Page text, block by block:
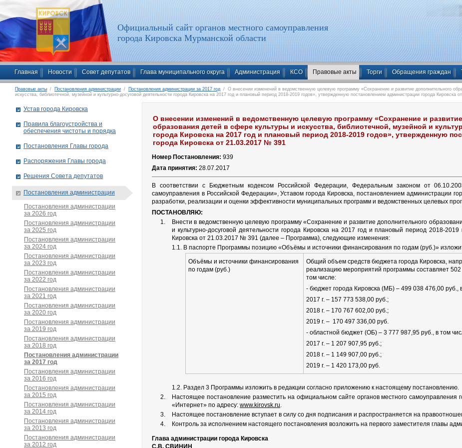
Официальный сайт органов местного самоуправления
города Кировска Мурманской области
Главная Новости Совет депутатов Глава муниципального округа Администрация КСО Правовые акты Торги Обращения граждан
Правовые акты / Постановления администрации / Постановления администрации за 2017 год / О внесении изменений в ведомственную целевую программу «Сохранение и развитие дополнительного
искусства, библиотечной, музейной и культурно-досуговой деятельности города Кировска на 2017 год и плановый период 2018-2019 годов», утвержденную постановлением администрации города Кировска
О внесении изменений в ведомственную целевую программу «Сохранение и
образования детей в сфере культуры и искусства, библиотечной, музейной и
города Кировска на 2017 год и плановый период 2018-2019 годов», утвержденную
города Кировска от 21.03.2017 № 391
Номер Постановления: 939
Дата принятия: 28.07.2017
В соответствии с Бюджетным кодексом Российской Федерации, Федеральным законом от
самоуправления в Российской Федерации», Уставом города Кировска, постановлением администрации
разработки, реализации и оценки эффективности муниципальных программ и ведомственных целевых
ПОСТАНОВЛЯЮ:
Внести в ведомственную целевую программу «Сохранение и развитие дополнительного
и культурно-досуговой деятельности города Кировска на 2017 год и плановый период 2018-
Кировска от 21.03.2017 № 391 (далее – Программа), следующие изменения:
1.1. В паспорте Программы позицию «Объёмы и источники финансирования по годам (руб.)»
Объёмы и источники финансирования
по годам (руб.)
Общий объем средств бюджета города Кировска,
реализацию мероприятий программы составляет 502
том числе:
- бюджет города Кировска (МБ) – 499 038 476,00 руб.,
2017 г. – 157 773 538,00 руб.;
2018 г. – 170 767 602,00 руб.;
2019 г. – 170 497 336,00 руб.
- областной бюджет (ОБ) – 3 777 987,95 руб., в том
2017 г. – 1 207 907,95 руб.;
2018 г. – 1 149 907,00 руб.;
2019 г. – 1 420 173,00 руб.
1.2. Раздел 3 Программы изложить в редакции согласно приложению к настоящему постановлению.
Настоящее постановление разместить на официальном сайте органов местного
«Интернет» по адресу: www.kirovsk.ru.
Настоящее постановление вступает в силу со дня подписания и распространяется на
Контроль за исполнением настоящего постановления возложить на первого заместителя главы
Глава администрации города Кировска
С.В. СВИНИН
Устав города Кировска
Правила благоустройства и
обеспечения чистоты и порядка
Постановления Главы города
Распоряжения Главы города
Решения Совета депутатов
Постановления администрации
Постановления администрации
за 2026 год
Постановления администрации
за 2025 год
Постановления администрации
за 2024 год
Постановления администрации
за 2023 год
Постановления администрации
за 2022 год
Постановления администрации
за 2021 год
Постановления администрации
за 2020 год
Постановления администрации
за 2019 год
Постановления администрации
за 2018 год
Постановления администрации
за 2017 год
Постановления администрации
за 2016 год
Постановления администрации
за 2015 год
Постановления администрации
за 2014 год
Постановления администрации
за 2013 год
Постановления администрации
за 2012 год